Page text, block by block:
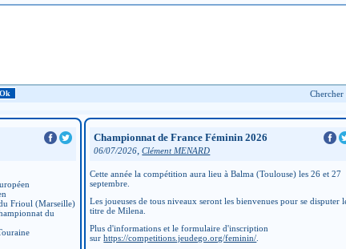
Frioul (Marseille)
du
Championnat de France Féminin 2026
06/07/2026,Clément MENARD
Cette année la compétition aura lieu à Balma (Toulouse) les 26 et 27
septembre.
Les joueuses de tous niveaux seront les bienvenues pour se disputer
titre de Milena.
Plus d'informations et le formulaire d'inscription
surhttps://competitions.jeudego.org/feminin/